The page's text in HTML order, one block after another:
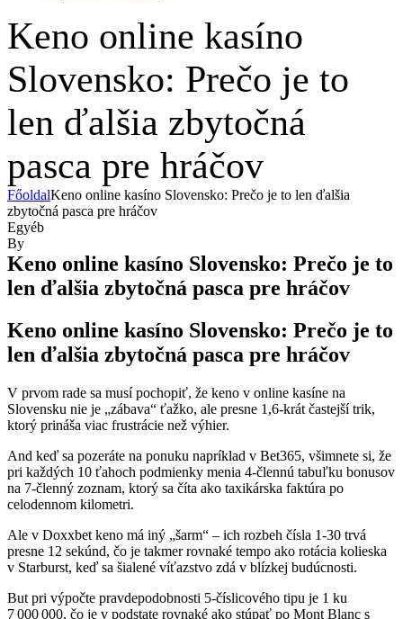
Keno online kasíno
Slovensko: Prečo je to
len ďalšia zbytočná
pasca pre hráčov
FőoldalKeno online kasíno Slovensko: Prečo je to len ďalšia
zbytočná pasca pre hráčov
Kategóriák
Egyéb
By
Keno online kasíno Slovensko: Prečo je to
len ďalšia zbytočná pasca pre hráčov
Keno online kasíno Slovensko: Prečo je to
len ďalšia zbytočná pasca pre hráčov
V prvom rade sa musí pochopiť, že keno v online kasíne na
Slovensku nie je „zábava“ ťažko, ale presne 1,6‑krát častejší trik,
ktorý prináša viac frustrácie než výhier.
And keď sa pozeráte na ponuku napríklad v Bet365, všimnete si, že
pri každých 10 ťahoch podmienky menia 4‑člennú tabuľku bonusov
na 7‑členný zoznam, ktorý sa číta ako taxikárska faktúra po
celodennom kilometri.
Ale v Doxxbet keno má iný „šarm“ – ich rozbeh čísla 1‑30 trvá
presne 12 sekúnd, čo je takmer rovnaké tempo ako rotácia kolieska
v Starburst, keď sa šialené víťazstvo zdá v blízkej budúcnosti.
But pri výpočte pravdepodobnosti 5‑číslicového tipu je 1 ku
7 000 000, čo je v podstate rovnaké ako stúpať po Mont Blanc s